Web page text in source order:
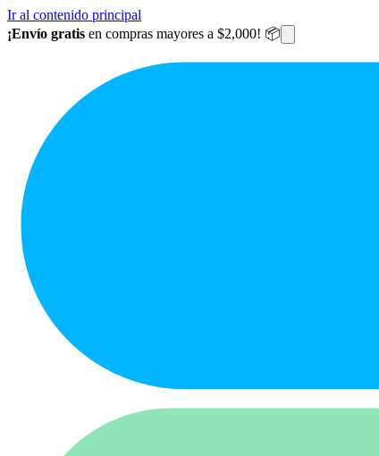
Ir al contenido principal
¡Envío gratis en compras mayores a $2,000! 📦